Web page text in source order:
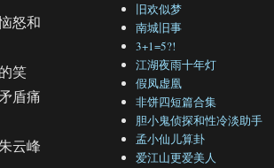
怒和
笑
盾痛
云峰
旧欢似梦
南城旧事
3+1=5?!
江湖夜雨十年灯
假凤虚凰
非饼四短篇合集
胆小鬼侦探和性冷淡助手
孟小仙儿算卦
爱江山更爱美人